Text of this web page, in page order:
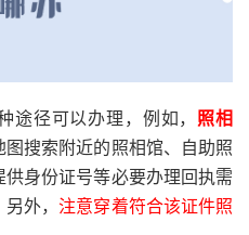
途径可以办理，例如， 照相
图搜索附近的照相馆、自助照
身份证号等必要办理回执需
另外，注意穿着符合该证件照